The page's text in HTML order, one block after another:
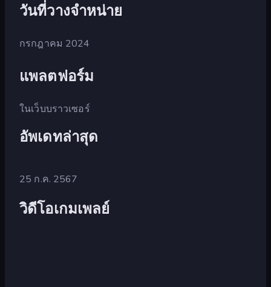
วันที่วางจำหน่าย
กรกฎาคม 2024
แพลตฟอร์ม
ในเว็บบราวเซอร์
อัพเดทล่าสุด
25 ก.ค. 2567
วิดีโอเกมเพลย์